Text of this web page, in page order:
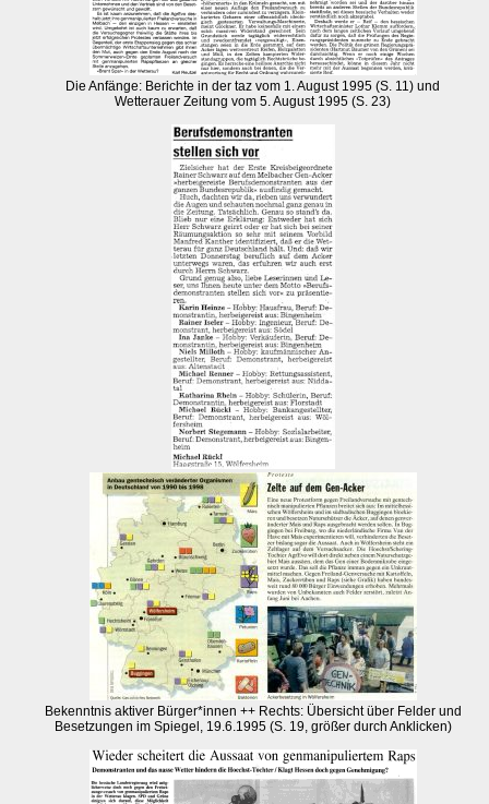
Die Anfänge: Berichte in der taz vom 1. August 1995 (S. 11) und
Wetterauer Zeitung vom 5. August 1995 (S. 23)
Bekenntnis aktiver Bürger*innen ++ Rechts: Übersicht über Felder und
Besetzungen im Spiegel, 19.6.1995 (S. 19, größer durch Anklicken)